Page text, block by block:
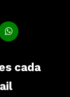
cada